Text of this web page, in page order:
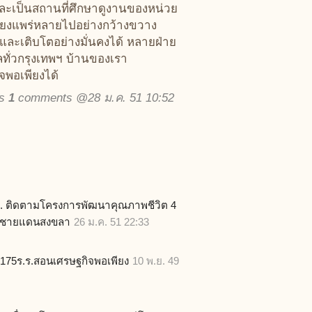
เป็นสถานที่ศึกษาดูงานของหน่วย
แพร่หลายไปอย่างกว้างขวาง
ะเติบโตอย่างมั่นคงได้ หลายฝ่าย
กรุงเทพฯ บ้านของเรา
อเพียงได้
1 comments @28 ม.ค. 51 10:52
ติดตามโครงการพัฒนาคุณภาพชีวิต 4
ายแดนสงขลา 26 ม.ค. 51 22:33
ร.ร.สอนเศรษฐกิจพอเพียง 10 พ.ย. 49